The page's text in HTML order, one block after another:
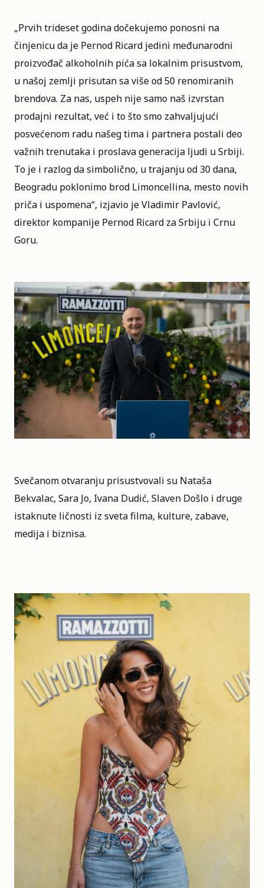
„Prvih trideset godina dočekujemo ponosni na
činjenicu da je Pernod Ricard jedini međunarodni
proizvođač alkoholnih pića sa lokalnim prisustvom,
u našoj zemlji prisutan sa više od 50 renomiranih
brendova. Za nas, uspeh nije samo naš izvrstan
prodajni rezultat, već i to što smo zahvaljujući
posvećenom radu našeg tima i partnera postali deo
važnih trenutaka i proslava generacija ljudi u Srbiji.
To je i razlog da simbolično, u trajanju od 30 dana,
Beogradu poklonimo brod Limoncellina, mesto novih
priča i uspomena“, izjavio je Vladimir Pavlović,
direktor kompanije Pernod Ricard za Srbiju i Crnu
Goru.
Svečanom otvaranju prisustvovali su Nataša
Bekvalac, Sara Jo, Ivana Dudić, Slaven Došlo i druge
istaknute ličnosti iz sveta filma, kulture, zabave,
medija i biznisa.